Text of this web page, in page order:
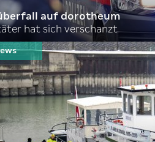
auf dorotheum
hat sich verschanzt